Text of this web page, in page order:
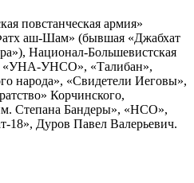
повстанческая армия»
аш-Шам» (бывшая «Джабхат
Национал-Большевистская
«УНА-УНСО», «Талибан»,
народа», «Свидетели Иеговы»,
Корчинского,
Степана Бандеры», «НСО»,
18», Дуров Павел Валерьевич.